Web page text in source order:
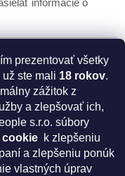
prezentovať všetky
ste mali 18 rokov.
zážitok z
a zlepšovať ich,
s.r.o. súbory
k zlepšeniu
a zlepšeniu ponúk
vlastných úprav
informácie o
k výživovým